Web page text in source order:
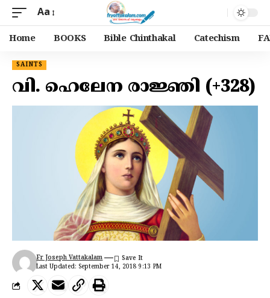
Aa
Home BOOKS Bible Chinthakal Catechism
SAINTS
വി. ഹെലേന രാജ്ഞി (+328)
Last Updated: September 14, 2018 9:13 PM
Fr Joseph Vattakalam